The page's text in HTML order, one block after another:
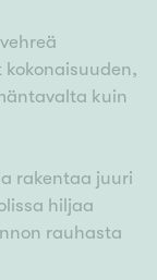
kuin
rakentaa juuri
hiljaa
rauhasta